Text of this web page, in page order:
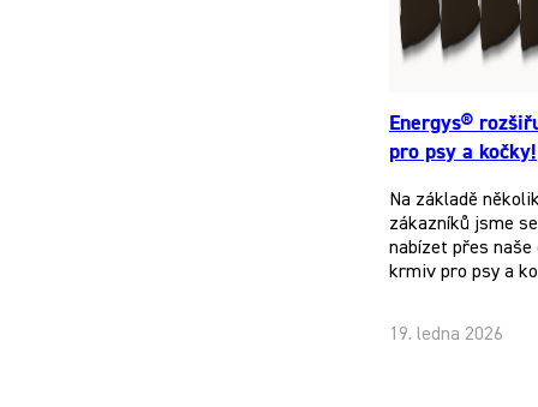
Energys®
pro psy a kočky!
Na základě
zákazníků jsme
nabízet přes
krmiv pro psy a
19. ledna 2026